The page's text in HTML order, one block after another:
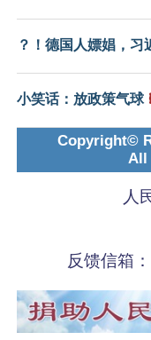
？！德国人嫖娼，习
小笑话：放政策气球
Copyright©
All
人
反馈信箱：